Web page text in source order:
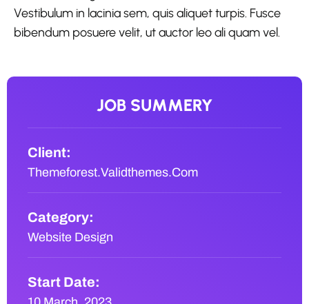
Vestibulum in lacinia sem, quis aliquet turpis. Fusce
bibendum posuere velit, ut auctor leo ali quam vel.
JOB SUMMERY
Client:
Themeforest.Validthemes.Com
Category:
Website Design
Start Date: